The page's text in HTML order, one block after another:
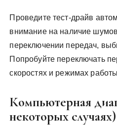
Проведите тест-драйв
внимание на наличие
переключении передач,
Попробуйте переключать
скоростях и режимах
Компьютерная
некоторых случаях)